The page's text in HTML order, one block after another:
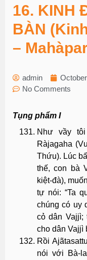
16. KINH
BÀN
–
admin
No Comments
Tụng phẩm I
Như vầy
Ràjagaha
Thứu). Lúc
thế, con bà
kiệt-đà),
tự nói: “Ta
chúng có uy
cỏ dân Vajjì;
cho dân Vajjì
Rồi
nói với Bà-